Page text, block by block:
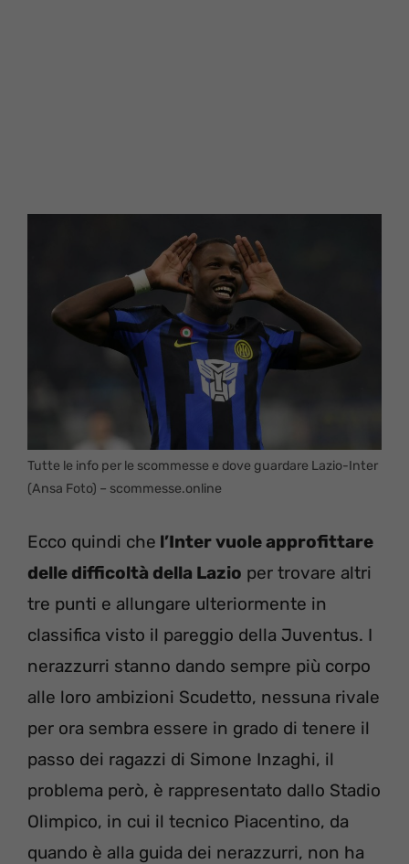
Tutte le info per le scommesse e dove guardare Lazio-Inter
(Ansa Foto) – scommesse.online
Ecco quindi che l’Inter vuole approfittare
delle difficoltà della Lazio per trovare altri
tre punti e allungare ulteriormente in
classifica visto il pareggio della Juventus. I
nerazzurri stanno dando sempre più corpo
alle loro ambizioni Scudetto, nessuna rivale
per ora sembra essere in grado di tenere il
passo dei ragazzi di Simone Inzaghi, il
problema però, è rappresentato dallo Stadio
Olimpico, in cui il tecnico Piacentino, da
quando è alla guida dei nerazzurri, non ha